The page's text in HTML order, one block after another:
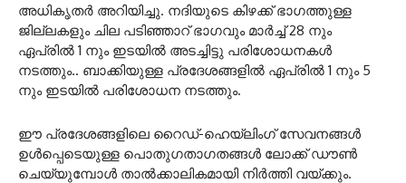
അധികൃതർ അറിയിച്ചു. നദിയുടെ കിഴക്ക് ഭാഗത്തുള്ള
ജില്ലകളും ചില പടിഞ്ഞാറ് ഭാഗവും മാർച്ച് 28 നും
ഏപ്രിൽ 1 നും ഇടയിൽ അടച്ചിട്ടു പരിശോധനകൾ
നടത്തും.. ബാക്കിയുള്ള പ്രദേശങ്ങളിൽ ഏപ്രിൽ 1 നും 5
നും ഇടയിൽ പരിശോധന നടത്തും.
ഈ പ്രദേശങ്ങളിലെ റൈഡ്-ഹെയ്‌ലിംഗ് സേവനങ്ങൾ
ഉൾപ്പെടെയുള്ള പൊതുഗതാഗതങ്ങൾ ലോക്ക് ഡൗൺ
ചെയ്യുമ്പോൾ താൽക്കാലികമായി നിർത്തി വയ്ക്കും.